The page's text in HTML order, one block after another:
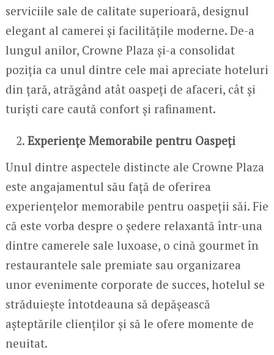
serviciile sale de calitate superioară, designul
elegant al camerei și facilitățile moderne. De-a
lungul anilor, Crowne Plaza și-a consolidat
poziția ca unul dintre cele mai apreciate hoteluri
din țară, atrăgând atât oaspeți de afaceri, cât și
turiști care caută confort și rafinament.
Experiențe Memorabile pentru Oaspeți
Unul dintre aspectele distincte ale Crowne Plaza
este angajamentul său față de oferirea
experiențelor memorabile pentru oaspeții săi. Fie
că este vorba despre o ședere relaxantă într-una
dintre camerele sale luxoase, o cină gourmet în
restaurantele sale premiate sau organizarea
unor evenimente corporate de succes, hotelul se
străduiește întotdeauna să depășească
așteptările clienților și să le ofere momente de
neuitat.